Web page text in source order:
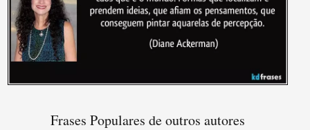
Frases Populares de outros autores